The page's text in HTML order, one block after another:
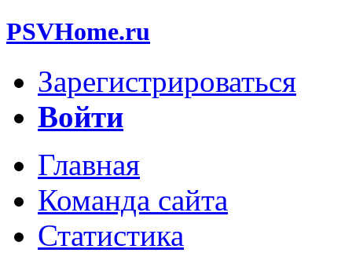
PSVHome.ru
Зарегистрироваться
Войти
Главная
Команда сайта
Статистика